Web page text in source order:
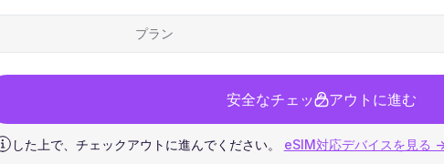
プラン
安全なチェックアウトに進む
した上で、チェックアウトに進んでください。
eSIM対応デバイスを見る